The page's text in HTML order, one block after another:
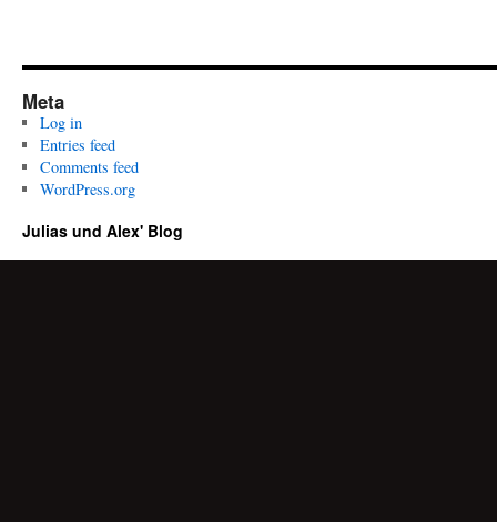
Meta
Log in
Entries feed
Comments feed
WordPress.org
Julias und Alex' Blog